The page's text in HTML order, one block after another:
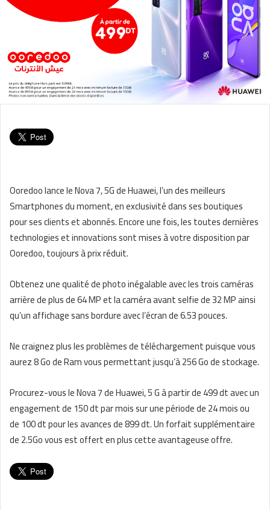
Ooredoo lance le Nova 7, 5G de Huawei, l’un des meilleurs
Smartphones du moment, en exclusivité dans ses boutiques
pour ses clients et abonnés. Encore une fois, les toutes dernières
technologies et innovations sont mises à votre disposition par
Ooredoo, toujours à prix réduit.
Obtenez une qualité de photo inégalable avec les trois caméras
arrière de plus de 64 MP et la caméra avant selfie de 32 MP ainsi
qu’un affichage sans bordure avec l’écran de 6.53 pouces.
Ne craignez plus les problèmes de téléchargement puisque vous
aurez 8 Go de Ram vous permettant jusqu’à 256 Go de stockage.
Procurez-vous le Nova 7 de Huawei, 5 G à partir de 499 dt avec un
engagement de 150 dt par mois sur une période de 24 mois ou
de 100 dt pour les avances de 899 dt. Un forfait supplémentaire
de 2.5Go vous est offert en plus cette avantageuse offre.